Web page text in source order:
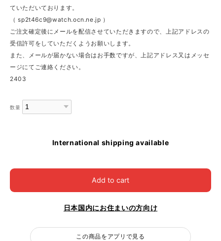
ていただいております。
（sp2t46c9@watch.ocn.ne.jp ）
ご注文確定後にメールを配信させていただきますので、上記アドレスの
受信許可をしていただくようお願いします。
また、メールが届かない場合はお手数ですが、上記アドレス又はメッセ
ージにてご連絡ください。
2403
数量
International shipping available
Add to cart
日本国内にお住まいの方向け
この商品をアプリで見る